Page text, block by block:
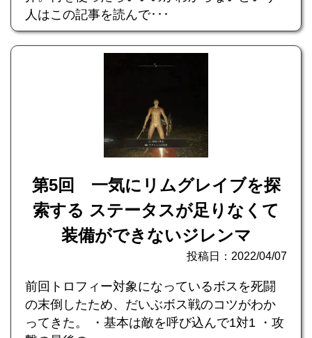
人はこの記事を読んで･･･
第5回 一気にリムグレイブを探
索する ステータスが足りなくて
装備ができないジレンマ
投稿日：2022/04/07
前回トロフィー対象になっているボスを死闘
の末倒したため、だいぶボス戦のコツがわか
ってきた。 ・基本は敵を呼び込んで1対1 ・攻